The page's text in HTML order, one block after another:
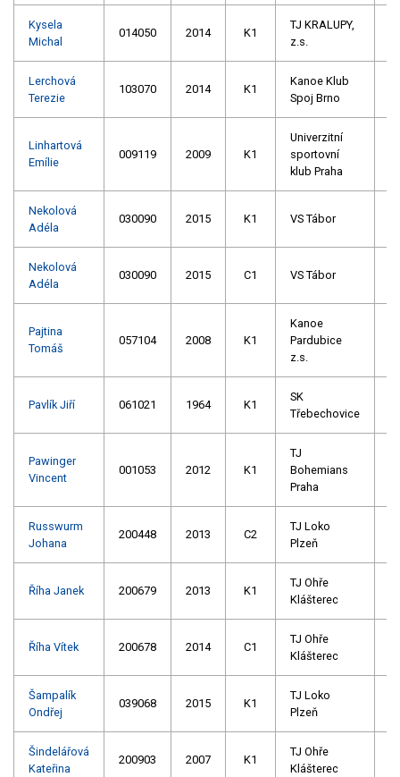
Kysela
Michal
014050 2014 K1
TJ KRALUPY,
z.s.
Lerchová
Terezie
103070 2014 K1
Kanoe Klub
Spoj Brno
Linhartová
Emílie
009119 2009 K1
Univerzitní
sportovní
klub Praha
Nekolová
Adéla
030090 2015 K1 VS Tábor
Nekolová
Adéla
030090 2015 C1 VS Tábor
Pajtina
Tomáš
057104 2008 K1
Kanoe
Pardubice
z.s.
Pavlík Jiří 061021 1964 K1
SK
Třebechovice
Pawinger
Vincent
001053 2012 K1
TJ
Bohemians
Praha
Russwurm
Johana
200448 2013 C2
TJ Loko
Plzeň
Říha Janek 200679 2013 K1
TJ Ohře
Klášterec
Říha Vítek 200678 2014 C1
TJ Ohře
Klášterec
Šampalík
Ondřej
039068 2015 K1
TJ Loko
Plzeň
Šindelářová
Kateřina
200903 2007 K1
TJ Ohře
Klášterec